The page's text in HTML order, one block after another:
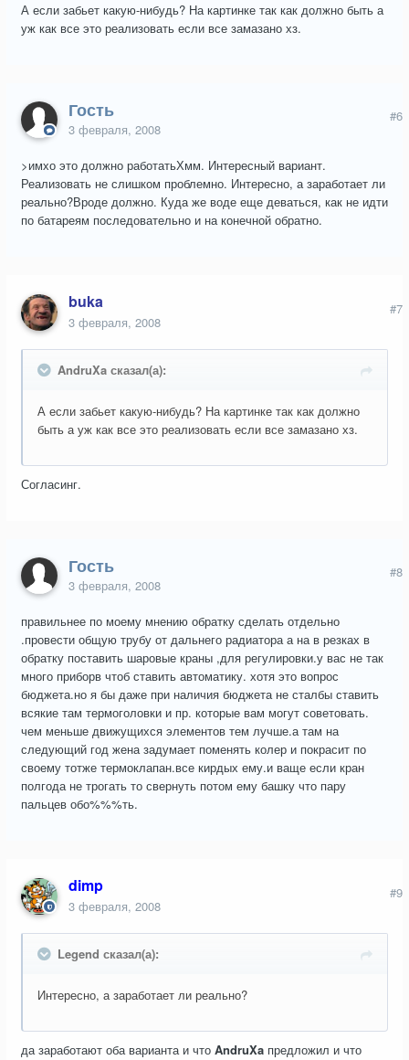
А если забьет какую-нибудь? На картинке так как должно быть а
уж как все это реализовать если все замазано хз.
Гость
3 февраля, 2008
#6
>имхо это должно работатьХмм. Интересный вариант.
Реализовать не слишком проблемно. Интересно, а заработает ли
реально?Вроде должно. Куда же воде еще деваться, как не идти
по батареям последовательно и на конечной обратно.
buka
3 февраля, 2008
#7
AndruXa сказал(а):
А если забьет какую-нибудь? На картинке так как должно
быть а уж как все это реализовать если все замазано хз.
Согласинг.
Гость
3 февраля, 2008
#8
правильнее по моему мнению обратку сделать отдельно
.провести общую трубу от дальнего радиатора а на в резках в
обратку поставить шаровые краны ,для регулировки.у вас не так
много приборв чтоб ставить автоматику. хотя это вопрос
бюджета.но я бы даже при наличия бюджета не сталбы ставить
всякие там термоголовки и пр. которые вам могут советовать.
чем меньше движущихся элементов тем лучше.а там на
следующий год жена задумает поменять колер и покрасит по
своему тотже термоклапан.все кирдых ему.и ваще если кран
полгода не трогать то свернуть потом ему башку что пару
пальцев обо%%%ть.
dimp
3 февраля, 2008
#9
Legend сказал(а):
Интересно, а заработает ли реально?
да заработают оба варианта и что AndruXa предложил и что